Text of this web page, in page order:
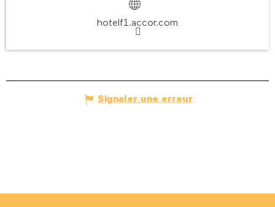
hotelf1.accor.com
Signaler une erreur